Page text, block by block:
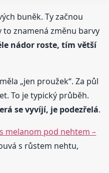
buněk. Ty začnou
znamená změnu barvy
nádor roste, tím větší
„jen proužek“. Za půl
To je typický průběh.
se vyvíjí, je podezřelá.
melanom pod nehtem –
s růstem nehtu,